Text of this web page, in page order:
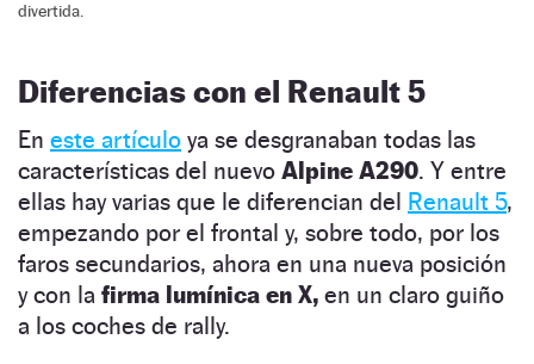
divertida.
Diferencias con el Renault 5
En este artículo ya se desgranaban todas las
características del nuevo Alpine A290. Y entre
ellas hay varias que le diferencian del Renault 5,
empezando por el frontal y, sobre todo, por los
faros secundarios, ahora en una nueva posición
y con la firma lumínica en X, en un claro guiño
a los coches de rally.